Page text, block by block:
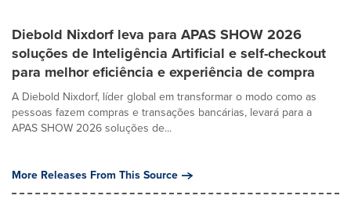
Diebold Nixdorf leva para APAS SHOW 2026
soluções de Inteligência Artificial e self-checkout
para melhor eficiência e experiência de compra
A Diebold Nixdorf, líder global em transformar o modo como as
pessoas fazem compras e transações bancárias, levará para a
APAS SHOW 2026 soluções de...
More Releases From This Source